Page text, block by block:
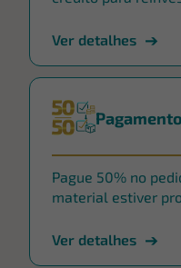
Ver detalhes
Pague 50% no
material estiver
Ver detalhes